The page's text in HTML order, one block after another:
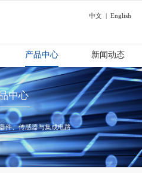
中文 English
产品中心 新闻动态
中心
件、传感器与集成电路